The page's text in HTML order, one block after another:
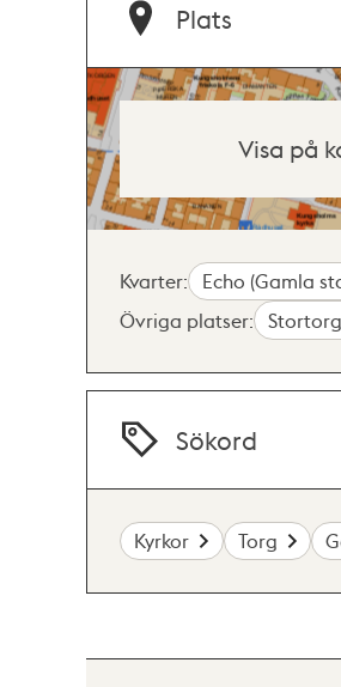
Plats
Visa på
Kvarter:
Echo (Gamla
Övriga platser:
Sökord
Kyrkor Torg